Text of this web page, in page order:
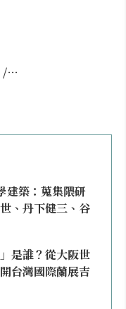
/
建築：蒐集隈研
、丹下健三、谷
是誰？從大阪世
台灣國際蘭展吉